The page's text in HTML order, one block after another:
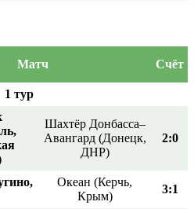
Матч Счёт
1 тур
Шахтёр Донбасса–
Авангард (Донецк,
ДНР)
2:0
Океан (Керчь,
Крым)
3:1